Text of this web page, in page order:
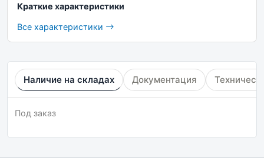
Краткие характеристики
Все характеристики
Наличие на складах Документация
Под заказ